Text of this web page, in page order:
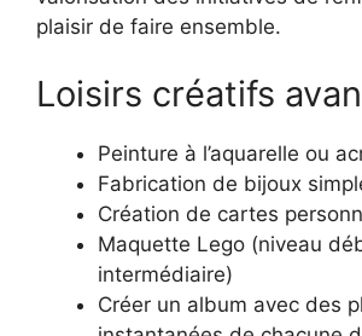
plaisir de faire ensemble.
Loisirs créatifs
Peinture à l’aquarelle ou
Fabrication de bijoux
Création de cartes
Maquette Lego (niveau
intermédiaire)
Créer un album avec des